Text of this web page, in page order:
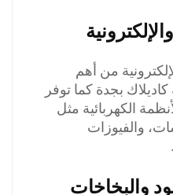
من أهم
بجدة كما توفر
الكهربائية مثل
والفيوزات
والبخاخات